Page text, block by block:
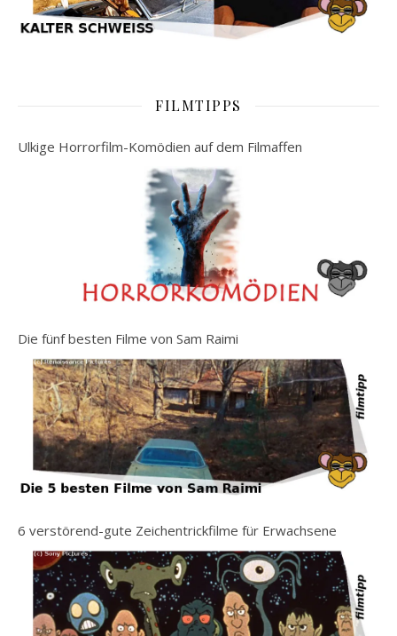
FILMTIPPS
Ulkige Horrorfilm-Komödien auf dem Filmaffen
Die fünf besten Filme von Sam Raimi
6 verstörend-gute Zeichentrickfilme für Erwachsene